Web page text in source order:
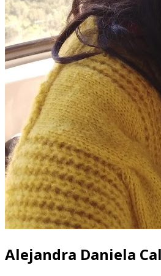
Alejandra Daniela